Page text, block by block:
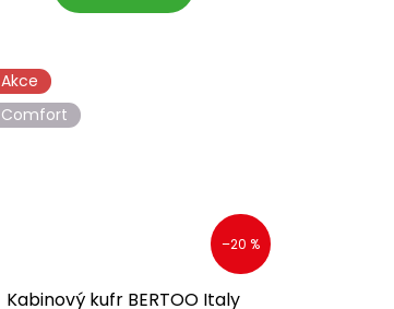
Akce
Comfort
–20 %
Kabinový kufr BERTOO Italy